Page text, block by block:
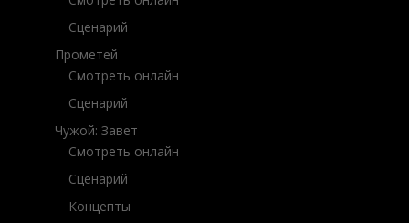
Сценарий
Прометей
Смотреть онлайн
Сценарий
Чужой: Завет
Смотреть онлайн
Сценарий
Концепты